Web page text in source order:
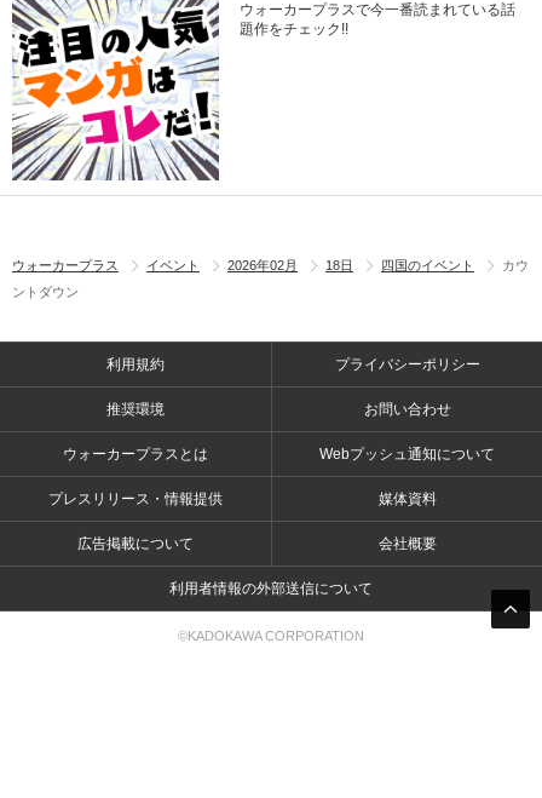
ウォーカープラスで今一番読まれている話
題作をチェック!!
ウォーカープラス イベント 2026年02月 18日 四国のイベント
カウ
ントダウン
利用規約 プライバシーポリシー
推奨環境 お問い合わせ
ウォーカープラスとは Webプッシュ通知について
プレスリリース・情報提供 媒体資料
広告掲載について 会社概要
利用者情報の外部送信について
©KADOKAWA CORPORATION